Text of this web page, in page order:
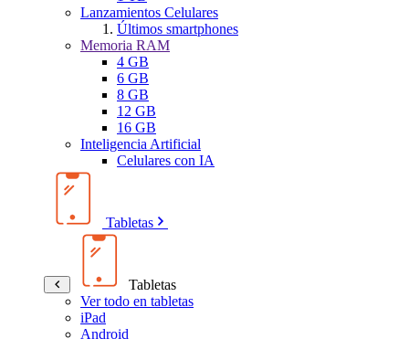
Lanzamientos Celulares
Últimos smartphones
Memoria RAM
4 GB
6 GB
8 GB
12 GB
16 GB
Inteligencia Artificial
Celulares con IA
Tabletas
Tabletas
Ver todo en tabletas
iPad
Android